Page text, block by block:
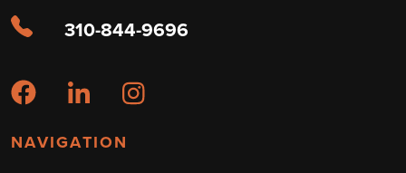
310-844-9696
NAVIGATION